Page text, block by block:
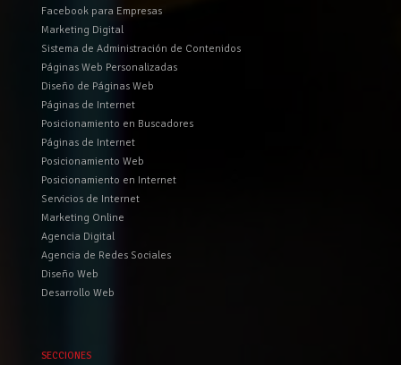
Facebook para Empresas
Marketing Digital
Sistema de Administración de Contenidos
Páginas Web Personalizadas
Diseño de Páginas Web
Páginas de Internet
Posicionamiento en Buscadores
Páginas de Internet
Posicionamiento Web
Posicionamiento en Internet
Servicios de Internet
Marketing Online
Agencia Digital
Agencia de Redes Sociales
Diseño Web
Desarrollo Web
SECCIONES